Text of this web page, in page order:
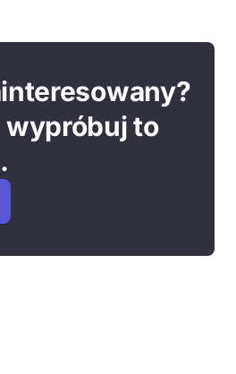
wypróbuj to